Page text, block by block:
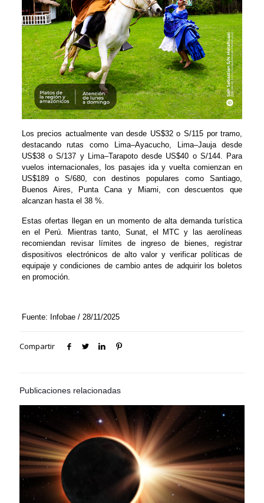
Los precios actualmente van desde US$32 o S/115 por tramo,
destacando rutas como Lima–Ayacucho, Lima–Jauja desde
US$38 o S/137 y Lima–Tarapoto desde US$40 o S/144. Para
vuelos internacionales, los pasajes ida y vuelta comienzan en
US$189 o S/680, con destinos populares como Santiago,
Buenos Aires, Punta Cana y Miami, con descuentos que
alcanzan hasta el 38 %.
Estas ofertas llegan en un momento de alta demanda turística
en el Perú. Mientras tanto, Sunat, el MTC y las aerolíneas
recomiendan revisar límites de ingreso de bienes, registrar
dispositivos electrónicos de alto valor y verificar políticas de
equipaje y condiciones de cambio antes de adquirir los boletos
en promoción.
Fuente: Infobae / 28/11/2025
Compartir
Publicaciones relacionadas